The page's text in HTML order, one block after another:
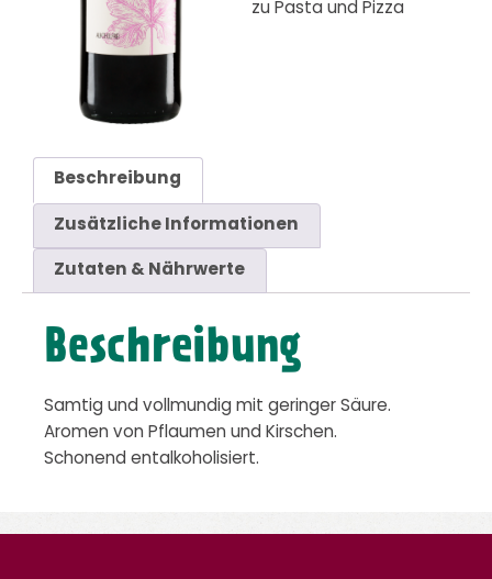
zu Pasta und Pizza
Beschreibung
Zusätzliche Informationen
Zutaten & Nährwerte
Beschreibung
Samtig und vollmundig mit geringer Säure.
Aromen von Pflaumen und Kirschen.
Schonend entalkoholisiert.